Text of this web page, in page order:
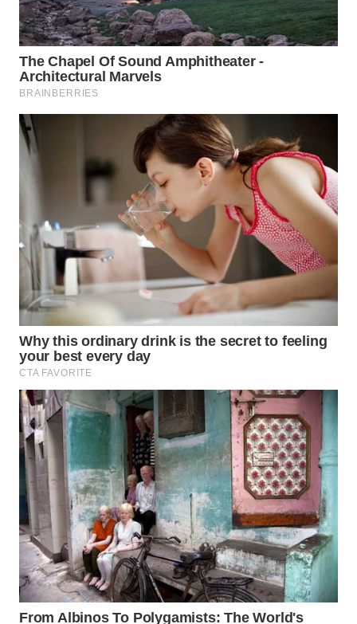
WN
SIMALUNGUN
WN
LABUHANBATU
TAPANULI
SERDANG
TEBING
TINGGI
WN
PAKPAK
WN
KARAWANG
WN
BEKASI
WN
BOGOR
WN
DEPOK